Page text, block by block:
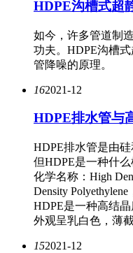
HDPE沟槽式超
如今，许多管道制
功夫。HDPE沟槽
管降噪的原理。
162021-12
HDPE排水管与
HDPE排水管是由
但HDPE是一种什
化学名称：High
Density
HDPE是一种高结
外观呈乳白色，薄
152021-12